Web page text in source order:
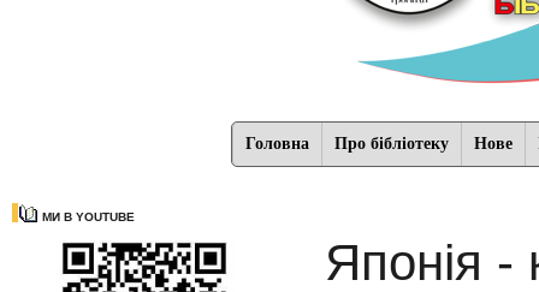
Головна Про бібліотеку Нове
МИ В YOUTUBE
Японія -